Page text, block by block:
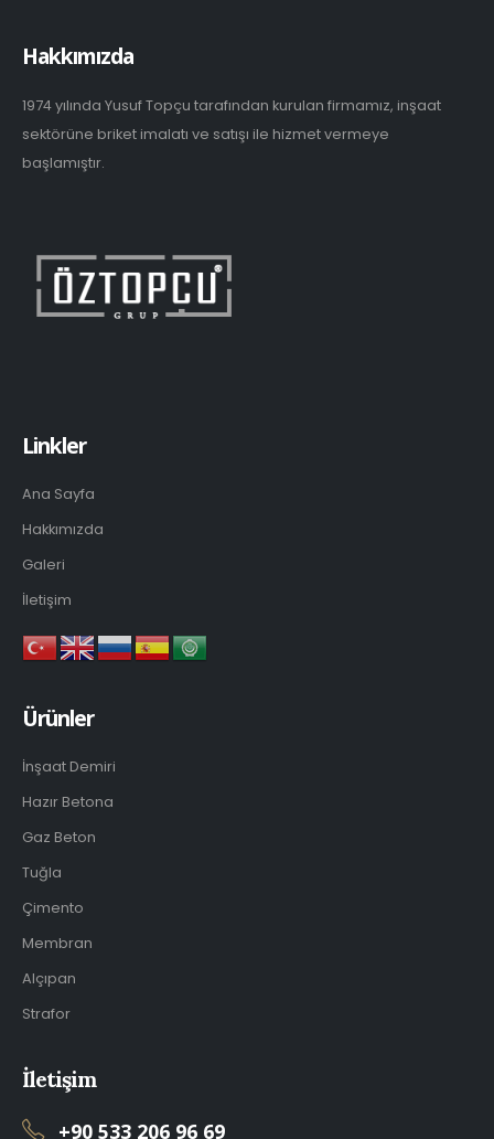
Hakkımızda
1974 yılında Yusuf Topçu tarafından kurulan firmamız, inşaat
sektörüne briket imalatı ve satışı ile hizmet vermeye
başlamıştır.
Linkler
Ana Sayfa
Hakkımızda
Galeri
İletişim
Ürünler
İnşaat Demiri
Hazır Betona
Gaz Beton
Tuğla
Çimento
Membran
Alçıpan
Strafor
İletişim
+90 533 206 96 69